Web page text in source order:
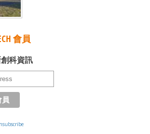
會員
科資訊